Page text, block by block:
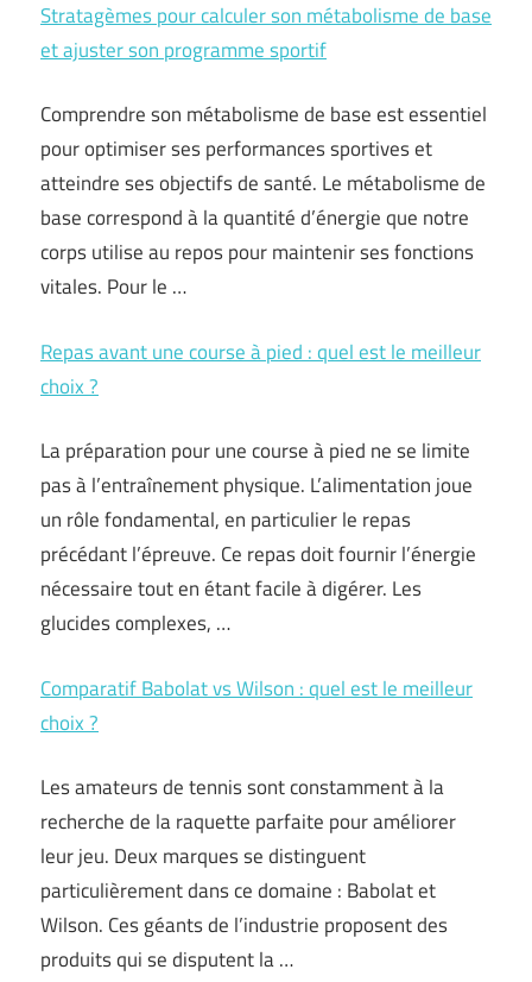
Stratagèmes pour calculer son métabolisme de base
et ajuster son programme sportif
Comprendre son métabolisme de base est essentiel
pour optimiser ses performances sportives et
atteindre ses objectifs de santé. Le métabolisme de
base correspond à la quantité d’énergie que notre
corps utilise au repos pour maintenir ses fonctions
vitales. Pour le …
Repas avant une course à pied : quel est le meilleur
choix ?
La préparation pour une course à pied ne se limite
pas à l’entraînement physique. L’alimentation joue
un rôle fondamental, en particulier le repas
précédant l’épreuve. Ce repas doit fournir l’énergie
nécessaire tout en étant facile à digérer. Les
glucides complexes, …
Comparatif Babolat vs Wilson : quel est le meilleur
choix ?
Les amateurs de tennis sont constamment à la
recherche de la raquette parfaite pour améliorer
leur jeu. Deux marques se distinguent
particulièrement dans ce domaine : Babolat et
Wilson. Ces géants de l’industrie proposent des
produits qui se disputent la …